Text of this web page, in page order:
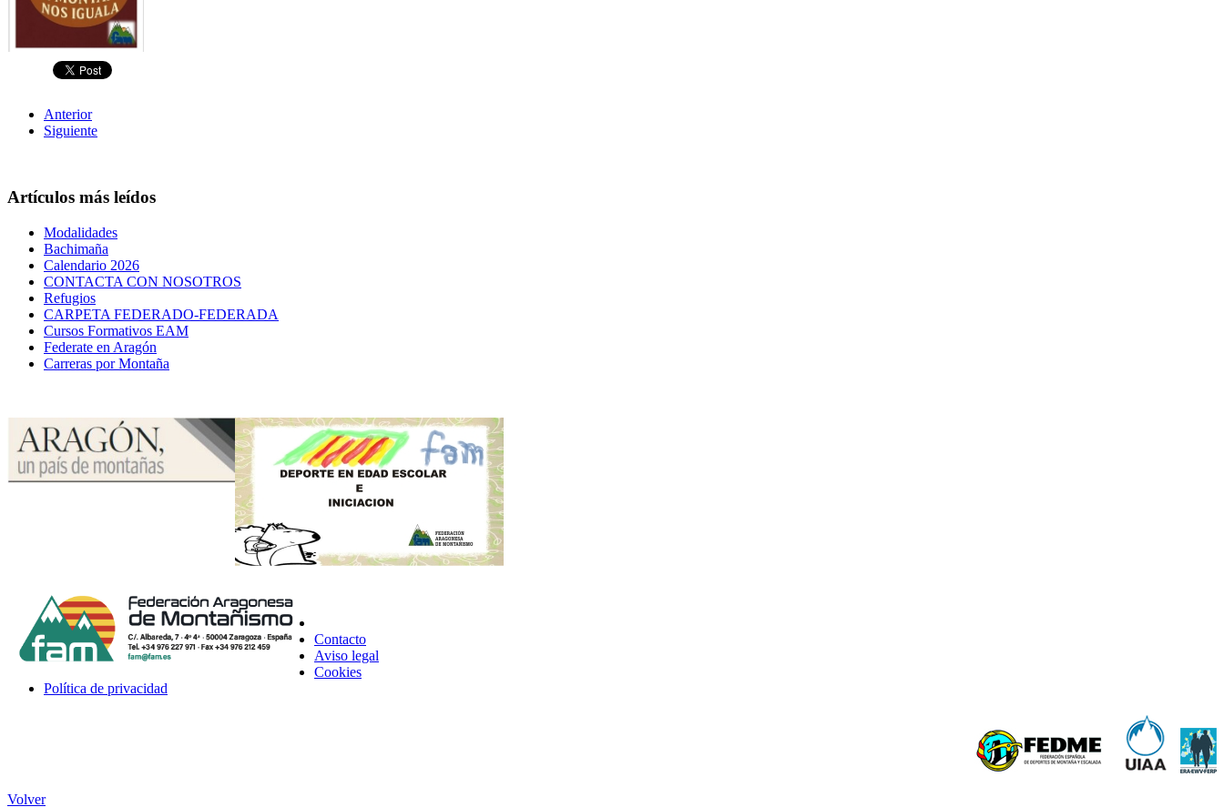
Anterior
Siguiente
Artículos más leídos
Modalidades
Bachimaña
Calendario 2026
CONTACTA CON NOSOTROS
Refugios
CARPETA FEDERADO-FEDERADA
Cursos Formativos EAM
Federate en Aragón
Carreras por Montaña
Contacto
Aviso legal
Cookies
Política de privacidad
Volver